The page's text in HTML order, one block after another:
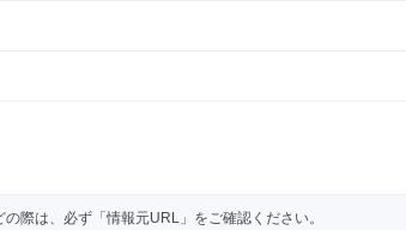
際は、必ず「情報元URL」をご確認ください。